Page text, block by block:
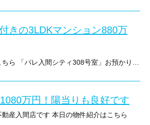
居地域
共下水・都市ガス
トア等の施設が充実し生活便利な環境です
沢駅まで徒歩はもちろんバス停も徒歩5分と
されるご家庭も安心です！
なっており綺麗なお住まいとなっております
古戸建ゆえ価格にも優れた魅力の物件ですの
中古戸建・マンションのご紹介はもちろん、
テリアコーディネーターと一緒にお打ち合わ
建て頂ける建築条件付売地のご提案もしてお
ぜひお問合せください♪
が魅力のモデルハウスです
粉の時期にも活躍しそうなアウターを掛けられ
きの3LDKマンション880万
万円！陽当りも良好です
産入間店です 本日の物件紹介はこちら